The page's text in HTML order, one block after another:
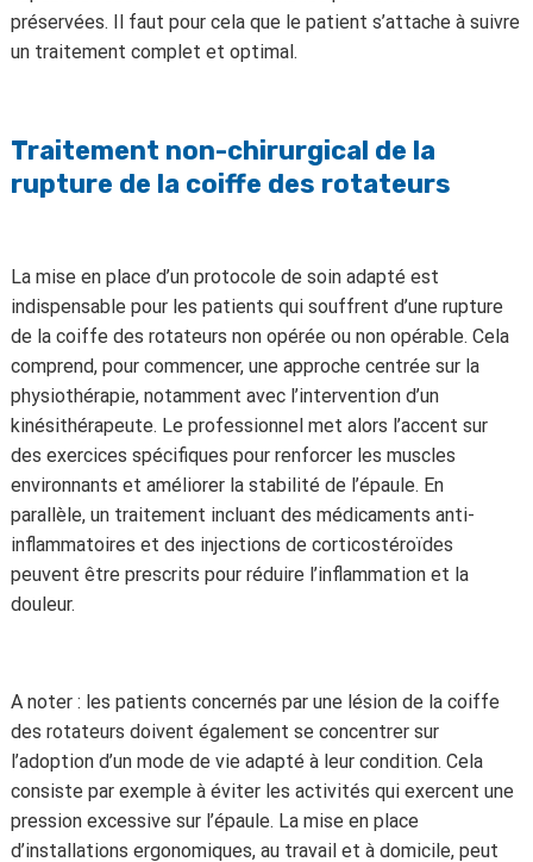
préservées. Il faut pour cela que le patient s’attache à suivre
un traitement complet et optimal.
Traitement non-chirurgical de la
rupture de la coiffe des rotateurs
La mise en place d’un protocole de soin adapté est
indispensable pour les patients qui souffrent d’une rupture
de la coiffe des rotateurs non opérée ou non opérable. Cela
comprend, pour commencer, une approche centrée sur la
physiothérapie, notamment avec l’intervention d’un
kinésithérapeute. Le professionnel met alors l’accent sur
des exercices spécifiques pour renforcer les muscles
environnants et améliorer la stabilité de l’épaule. En
parallèle, un traitement incluant des médicaments anti-
inflammatoires et des injections de corticostéroïdes
peuvent être prescrits pour réduire l’inflammation et la
douleur.
A noter : les patients concernés par une lésion de la coiffe
des rotateurs doivent également se concentrer sur
l’adoption d’un mode de vie adapté à leur condition. Cela
consiste par exemple à éviter les activités qui exercent une
pression excessive sur l’épaule. La mise en place
d’installations ergonomiques, au travail et à domicile, peut